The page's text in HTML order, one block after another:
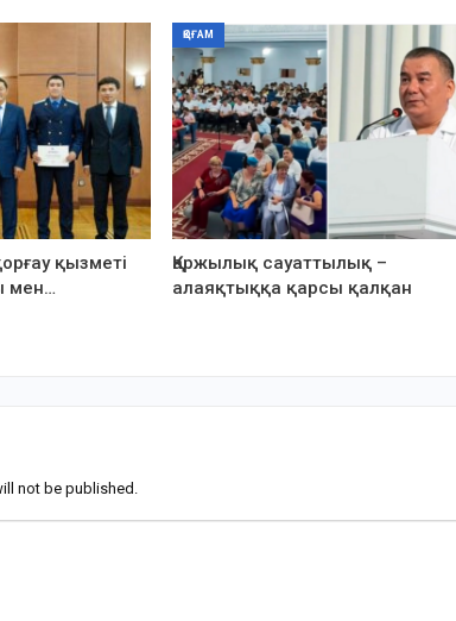
қызметі
мен…
ҚОҒАМ
Қаржылық сауаттылық –
алаяқтыққа қарсы қалқан
not be published.